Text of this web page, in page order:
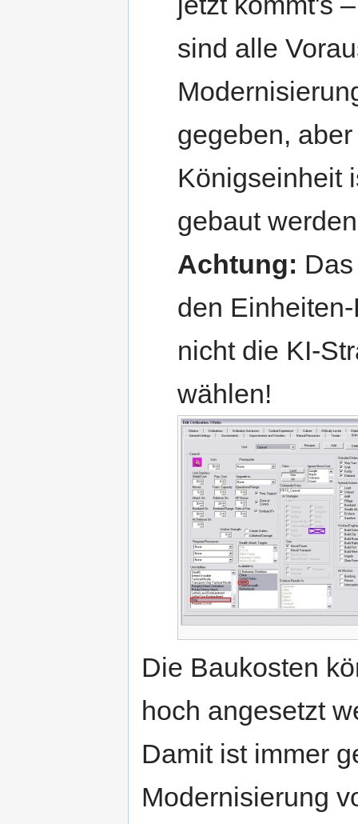
sind alle
gegeben,
Königseinheit
gebaut
Achtung:
den
nicht die KI-
wählen!
Die Baukosten
hoch angesetzt
Damit ist immer
Modernisierung